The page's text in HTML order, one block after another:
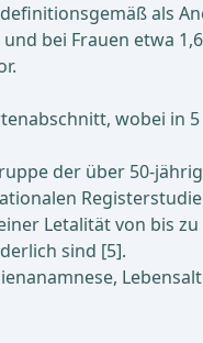
als
bei Frauen etwa
wobei in
der über 50-
Letalität von bis
sind [5].